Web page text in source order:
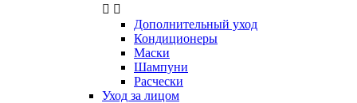
 
Дополнительный уход
Кондиционеры
Маски
Шампуни
Расчески
Уход за лицом